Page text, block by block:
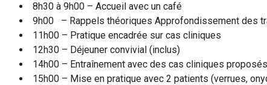
8h30 à 9h00 – Accueil avec un café
9h00 – Rappels théoriques Approfondissement des
11h00 – Pratique encadrée sur cas cliniques
12h30 – Déjeuner convivial (inclus)
14h00 – Entraînement avec des cas cliniques
15h00 – Mise en pratique avec 2 patients (verrues,